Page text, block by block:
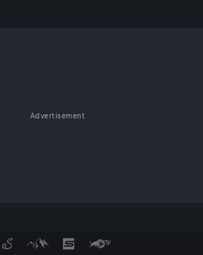
Advertisement
Highlights